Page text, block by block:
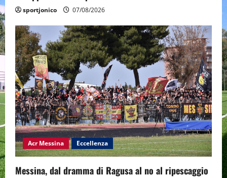
sportjonico 07/08/2026
Acr Messina Eccellenza
Messina, dal dramma di Ragusa al no al ripescaggio